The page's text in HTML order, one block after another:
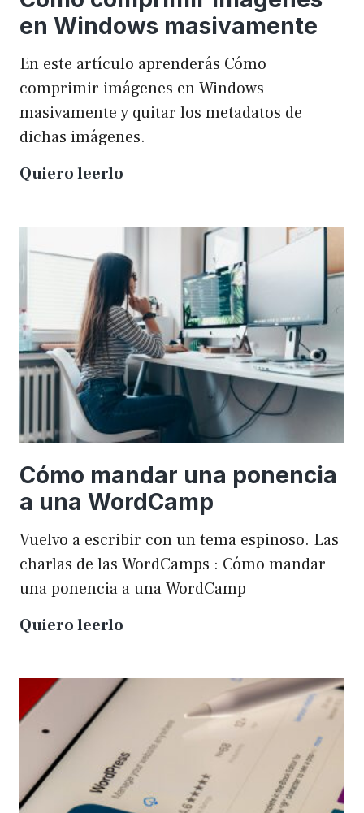
en Windows masivamente
En este artículo aprenderás Cómo
comprimir imágenes en Windows
masivamente y quitar los metadatos de
dichas imágenes.
Quiero leerlo
imágenes
Windows
masivamente
Cómo mandar una ponencia
a una WordCamp
Vuelvo a escribir con un tema espinoso. Las
charlas de las WordCamps : Cómo mandar
una ponencia a una WordCamp
Quiero leerlo
una
una
WordCamp